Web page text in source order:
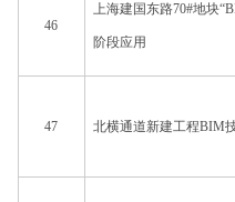
46
上海建国东路70#地块
阶段应用
47 北横通道新建工程BIM